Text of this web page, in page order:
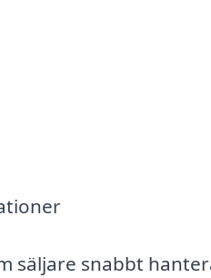
säljare snabbt